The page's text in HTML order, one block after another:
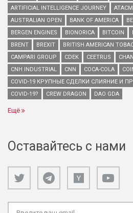
ARTIFICIAL INTELLIGENCE JOURNEY
AUSTRALIAN OPEN
BANK OF AMERICA
BERGEN ENGINES
BIONORICA BITCOIN
BRENT
BREXIT BRITISH AMERICAN
CAMPARI GROUP
CDEK CEETRUS
CNH INDUSTRIAL
CNN COCA-COLA
COVID-19 КРУПНЫЕ СДЕЛКИ СЛИЯНИЕ И
COVID-19?
CREW DRAGON DAO GDA
Ещё
Оставайтесь с нами